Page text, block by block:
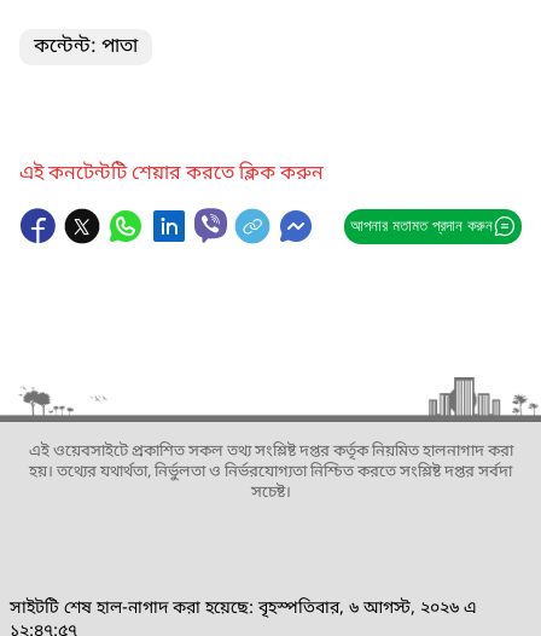
কন্টেন্ট: পাতা
এই কনটেন্টটি শেয়ার করতে ক্লিক করুন
আপনার মতামত প্রদান করুন
এই ওয়েবসাইটে প্রকাশিত সকল তথ্য সংশ্লিষ্ট দপ্তর কর্তৃক নিয়মিত হালনাগাদ করা
হয়। তথ্যের যথার্থতা, নির্ভুলতা ও নির্ভরযোগ্যতা নিশ্চিত করতে সংশ্লিষ্ট দপ্তর সর্বদা
সচেষ্ট।
সাইটটি শেষ হাল-নাগাদ করা হয়েছে: বৃহস্পতিবার, ৬ আগস্ট, ২০২৬ এ